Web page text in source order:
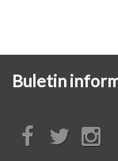
Buletin